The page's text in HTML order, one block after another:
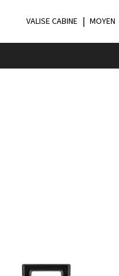
VALISE CABINE MOYEN